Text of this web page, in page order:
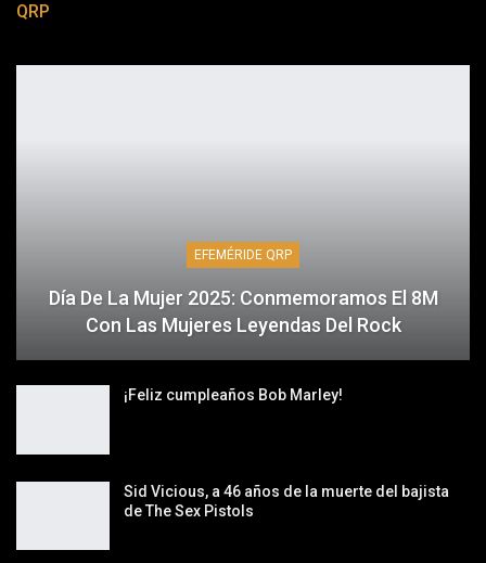
QRP
EFEMÉRIDE QRP
Día De La Mujer 2025: Conmemoramos El 8M
Con Las Mujeres Leyendas Del Rock
¡Feliz cumpleaños Bob Marley!
Sid Vicious, a 46 años de la muerte del bajista
de The Sex Pistols